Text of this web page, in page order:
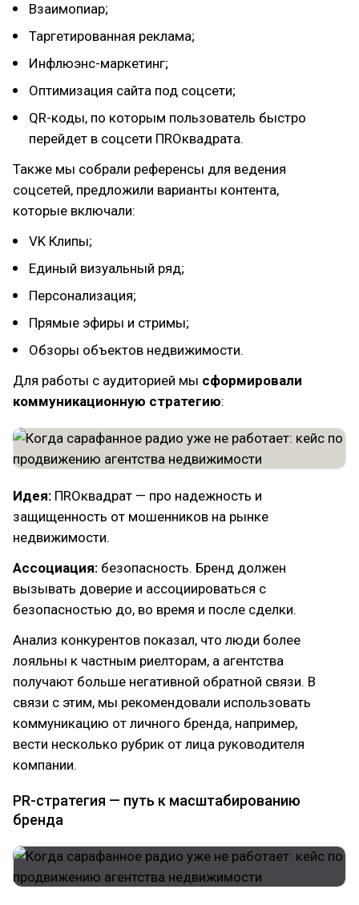
Взаимопиар;
Таргетированная реклама;
Инфлюэнс-маркетинг;
Оптимизация сайта под соцсети;
QR-коды, по которым пользователь быстро
перейдет в соцсети ПROквадрата.
Также мы собрали референсы для ведения
соцсетей, предложили варианты контента,
которые включали:
VK Клипы;
Единый визуальный ряд;
Персонализация;
Прямые эфиры и стримы;
Обзоры объектов недвижимости.
Для работы с аудиторией мы сформировали
коммуникационную стратегию:
Идея: ПROквадрат — про надежность и
защищенность от мошенников на рынке
недвижимости.
Ассоциация: безопасность. Бренд должен
вызывать доверие и ассоциироваться с
безопасностью до, во время и после сделки.
Анализ конкурентов показал, что люди более
лояльны к частным риелторам, а агентства
получают больше негативной обратной связи. В
связи с этим, мы рекомендовали использовать
коммуникацию от личного бренда, например,
вести несколько рубрик от лица руководителя
компании.
PR-стратегия — путь к масштабированию
бренда